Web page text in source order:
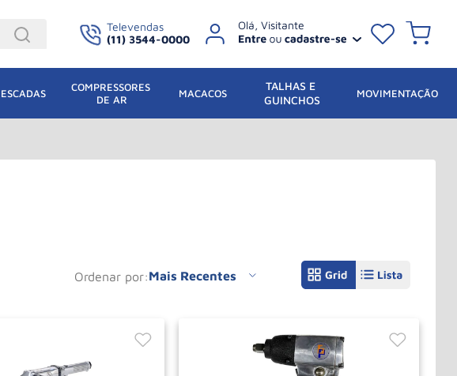
Televendas
(11) 3544-0000
ESCADAS
COMPRESSORES
DE AR
MACACOS
TALHAS E
GUINCHOS
MOVIMENTAÇÃO
ordenar por Mais Recentes